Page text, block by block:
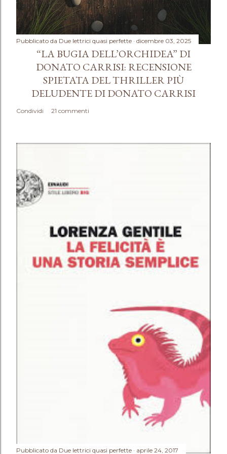
Pubblicato da Due lettrici quasi perfette dicembre 03, 2025
“LA BUGIA DELL’ORCHIDEA” DI
DONATO CARRISI: RECENSIONE
SPIETATA DEL THRILLER PIÙ
DELUDENTE DI DONATO CARRISI
Condividi 21 commenti
Pubblicato da Due lettrici quasi perfette aprile 24, 2017